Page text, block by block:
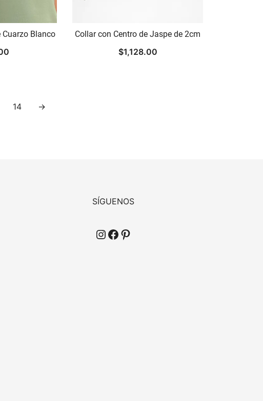
Cuarzo Blanco Collar con Centro de Jaspe de 2cm
$1,128.00
14 →
SÍGUENOS
Instagram
Facebook
Pinterest